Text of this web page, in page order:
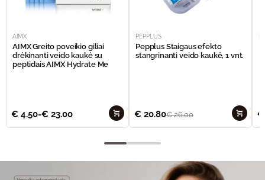
AIMX
AIMX Greito poveikio giliai
drėkinanti veido kaukė su
peptidais AIMX Hydrate Me
€ 4.50-€ 23.00
PEPPLUS
Pepplus Staigaus efekto
stangrinanti veido kaukė, 1 vnt.
€ 20.80€26.00 €